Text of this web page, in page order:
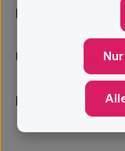
Informationen
Unsere Services
Newsletter